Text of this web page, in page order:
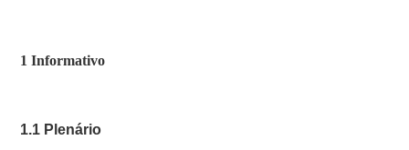
1 Informativo
1.1 Plenário